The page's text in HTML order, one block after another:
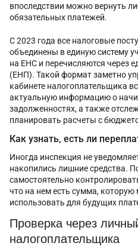
впоследствии можно вернуть
обязательных платежей.
С 2023 года все налоговые
объединены в единую систему
на ЕНС и перечисляются через
(ЕНП). Такой формат заметно
кабинете налогоплательщика
актуальную информацию о
задолженностях, а также
планировать расчеты с
Как узнать, есть ли
Иногда инспекция не
накопились лишние средства.
самостоятельно
что на нем есть сумма,
использовать для будущих
Проверка через
налогоплательщика